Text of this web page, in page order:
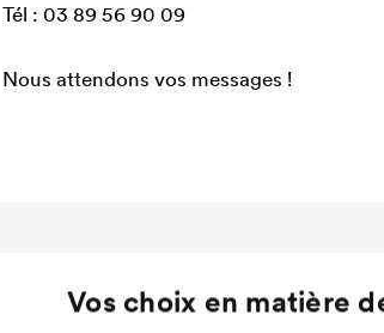
Vos choix en matière
Tél : 03 89 56 90 09
Nous attendons vos messages !
DÖRKEN en tant